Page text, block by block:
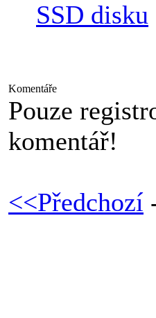
SSD disku
Komentáře
Pouze
komentář!
<<Předchozí